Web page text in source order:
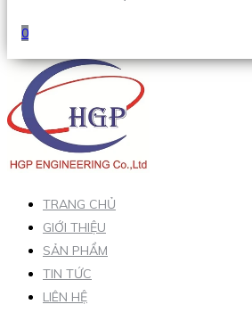
0
TRANG CHỦ
GIỚI THIỆU
SẢN PHẨM
TIN TỨC
LIÊN HỆ